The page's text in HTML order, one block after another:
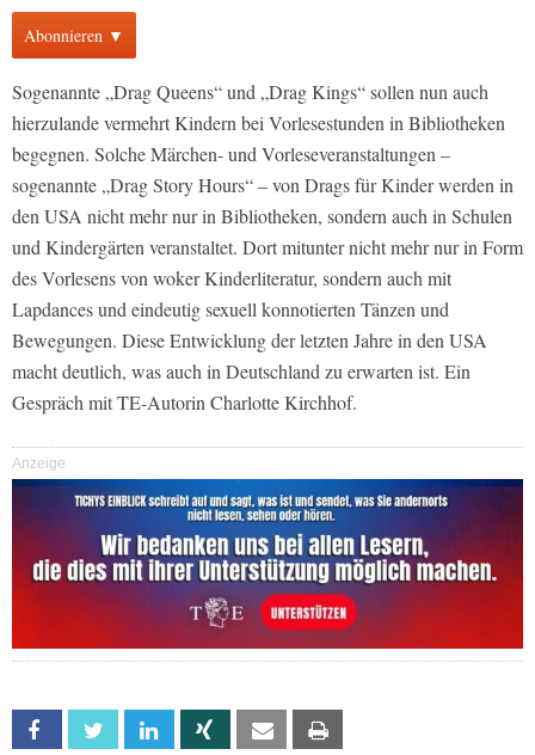
Abonnieren ▼
Sogenannte „Drag Queens“ und „Drag Kings“ sollen nun auch
hierzulande vermehrt Kindern bei Vorlesestunden in Bibliotheken
begegnen. Solche Märchen- und Vorleseveranstaltungen –
sogenannte „Drag Story Hours“ – von Drags für Kinder werden in
den USA nicht mehr nur in Bibliotheken, sondern auch in Schulen
und Kindergärten veranstaltet. Dort mitunter nicht mehr nur in Form
des Vorlesens von woker Kinderliteratur, sondern auch mit
Lapdances und eindeutig sexuell konnotierten Tänzen und
Bewegungen. Diese Entwicklung der letzten Jahre in den USA
macht deutlich, was auch in Deutschland zu erwarten ist. Ein
Gespräch mit TE-Autorin Charlotte Kirchhof.
Anzeige
Facebook Twitter Linkedin Xing Email